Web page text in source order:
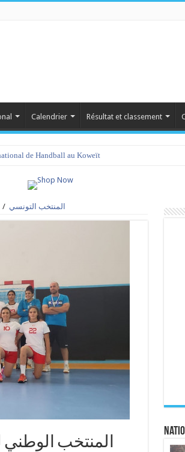
Calendrier Résultat et classement
de Handball au Koweït
المنتخب التونسي /
المنتخب الوطني